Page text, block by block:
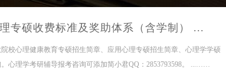
专硕收费标准及奖助体系（含学制） ...
校心理健康教育专硕招生简章、应用心理专硕招生简章、心理学学硕
心理学考研辅导报考咨询可添加简小君QQ：2853793598。 ...……